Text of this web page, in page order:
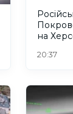
на
20:37